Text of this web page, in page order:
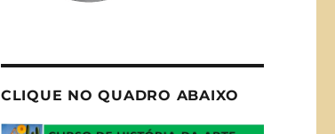
CLIQUE NO QUADRO ABAIXO